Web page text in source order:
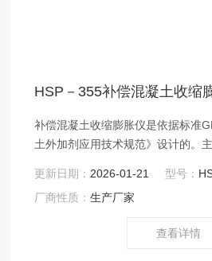
HSP－355补偿混凝土收缩
补偿混凝土收缩膨胀仪是依据标准
土外加剂应用技术规范》设计的。
确定混凝土膨胀剂在工程中的使用
单，读数方便等优点。沧州鑫科建仪
更新日期： 2026-01-21 型号：
厂商性质：生产厂家
查看详情